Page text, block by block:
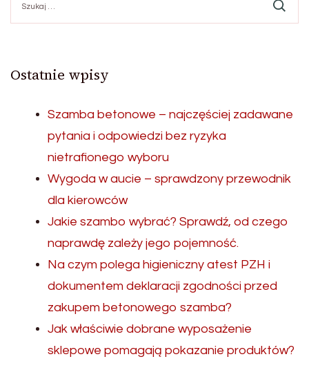
Ostatnie wpisy
Szamba betonowe – najczęściej zadawane
pytania i odpowiedzi bez ryzyka
nietrafionego wyboru
Wygoda w aucie – sprawdzony przewodnik
dla kierowców
Jakie szambo wybrać? Sprawdź, od czego
naprawdę zależy jego pojemność.
Na czym polega higieniczny atest PZH i
dokumentem deklaracji zgodności przed
zakupem betonowego szamba?
Jak właściwie dobrane wyposażenie
sklepowe pomagają pokazanie produktów?